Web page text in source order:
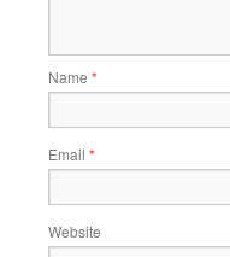
Name *
Email *
Website